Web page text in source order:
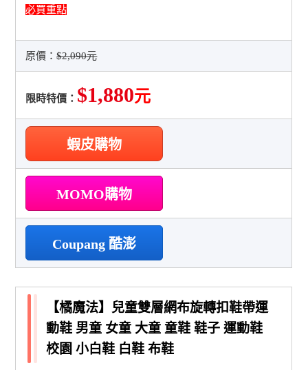
必買重點
原價：$2,090元
限時特價： $1,880元
蝦皮購物
MOMO購物
Coupang 酷澎
【橘魔法】兒童雙層網布旋轉扣鞋帶運
動鞋 男童 女童 大童 童鞋 鞋子 運動鞋
校園 小白鞋 白鞋 布鞋